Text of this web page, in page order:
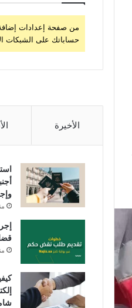
من صفحة إعدادات إضافة
حساباتك على الشبكات
الأخيرة